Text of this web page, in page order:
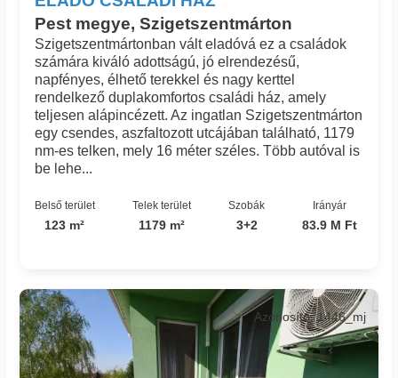
Pest megye, Szigetszentmárton
Szigetszentmártonban vált eladóvá ez a családok
számára kiváló adottságú, jó elrendezésű,
napfényes, élhető terekkel és nagy kerttel
rendelkező duplakomfortos családi ház, amely
teljesen alápincézett. Az ingatlan Szigetszentmárton
egy csendes, aszfaltozott utcájában található, 1179
nm-es telken, mely 16 méter széles. Több autóval is
be lehe...
Belső terület
123 m²
Telek terület
1179 m²
Szobák
3+2
Irányár
83.9 M Ft
Azonosító: 1446_mj